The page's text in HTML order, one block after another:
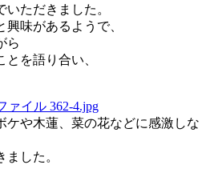
ただきました。
味があるようで、
ら
を語り合い、
ケや木蓮、菜の花などに感激しな
した。